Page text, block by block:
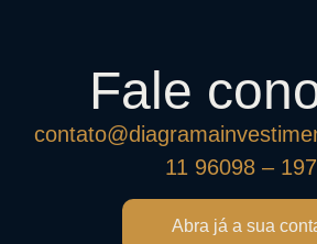
Fale
11 96098 –
Abra já a sua